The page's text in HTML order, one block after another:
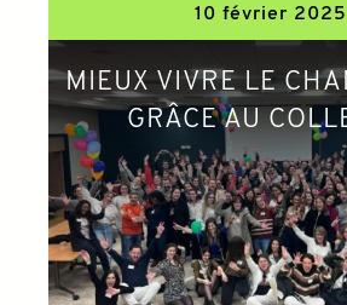
10 février 2025
MIEUX VIVRE LE
GRÂCE AU